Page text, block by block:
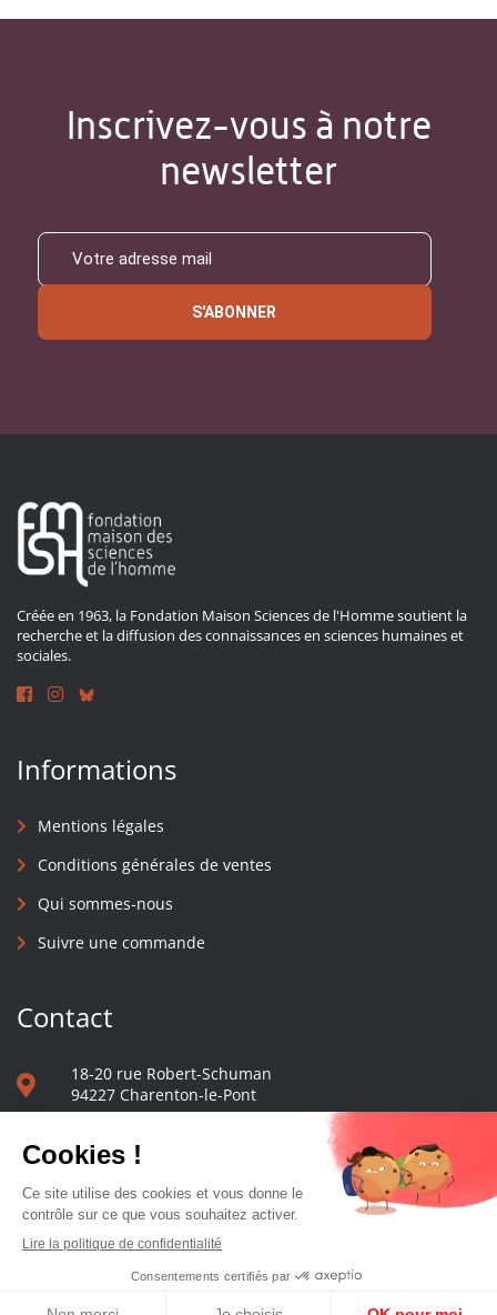
Inscrivez-vous à notre
newsletter
S'ABONNER
Créée en 1963, la Fondation Maison Sciences de l'Homme soutient la
recherche et la diffusion des connaissances en sciences humaines et
sociales.
Informations
Mentions légales
Conditions générales de ventes
Qui sommes-nous
Suivre une commande
Contact
18-20 rue Robert-Schuman
94227 Charenton-le-Pont